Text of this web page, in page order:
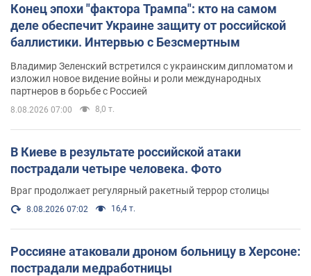
Конец эпохи "фактора Трампа": кто на самом
деле обеспечит Украине защиту от российской
баллистики. Интервью с Безсмертным
Владимир Зеленский встретился с украинским дипломатом и
изложил новое видение войны и роли международных
партнеров в борьбе с Россией
8.08.2026 07:00 8,0 т.
В Киеве в результате российской атаки
пострадали четыре человека. Фото
Враг продолжает регулярный ракетный террор столицы
8.08.2026 07:02 16,4 т.
Россияне атаковали дроном больницу в Херсоне:
пострадали медработницы